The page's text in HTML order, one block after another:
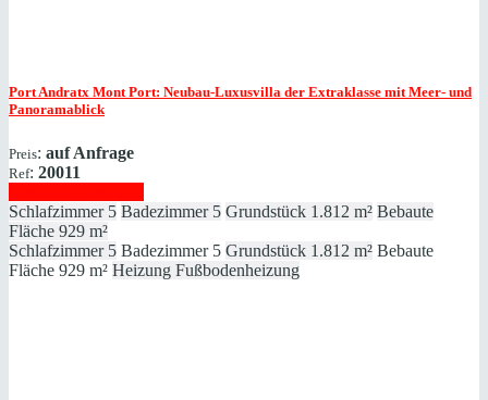
Port Andratx Mont Port: Neubau-Luxusvilla der Extraklasse mit Meer- und
Panoramablick
Preis: auf Anfrage
Ref: 20011
Schlafzimmer 5 Badezimmer 5 Grundstück 1.812 m² Bebaute
Fläche 929 m²
Schlafzimmer 5 Badezimmer 5 Grundstück 1.812 m² Bebaute
Fläche 929 m² Heizung Fußbodenheizung